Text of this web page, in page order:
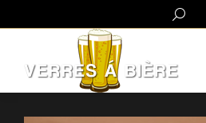
Search: